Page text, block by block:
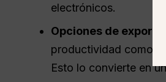
electrónicos.
Opciones de
productividad como
Esto lo convierte en